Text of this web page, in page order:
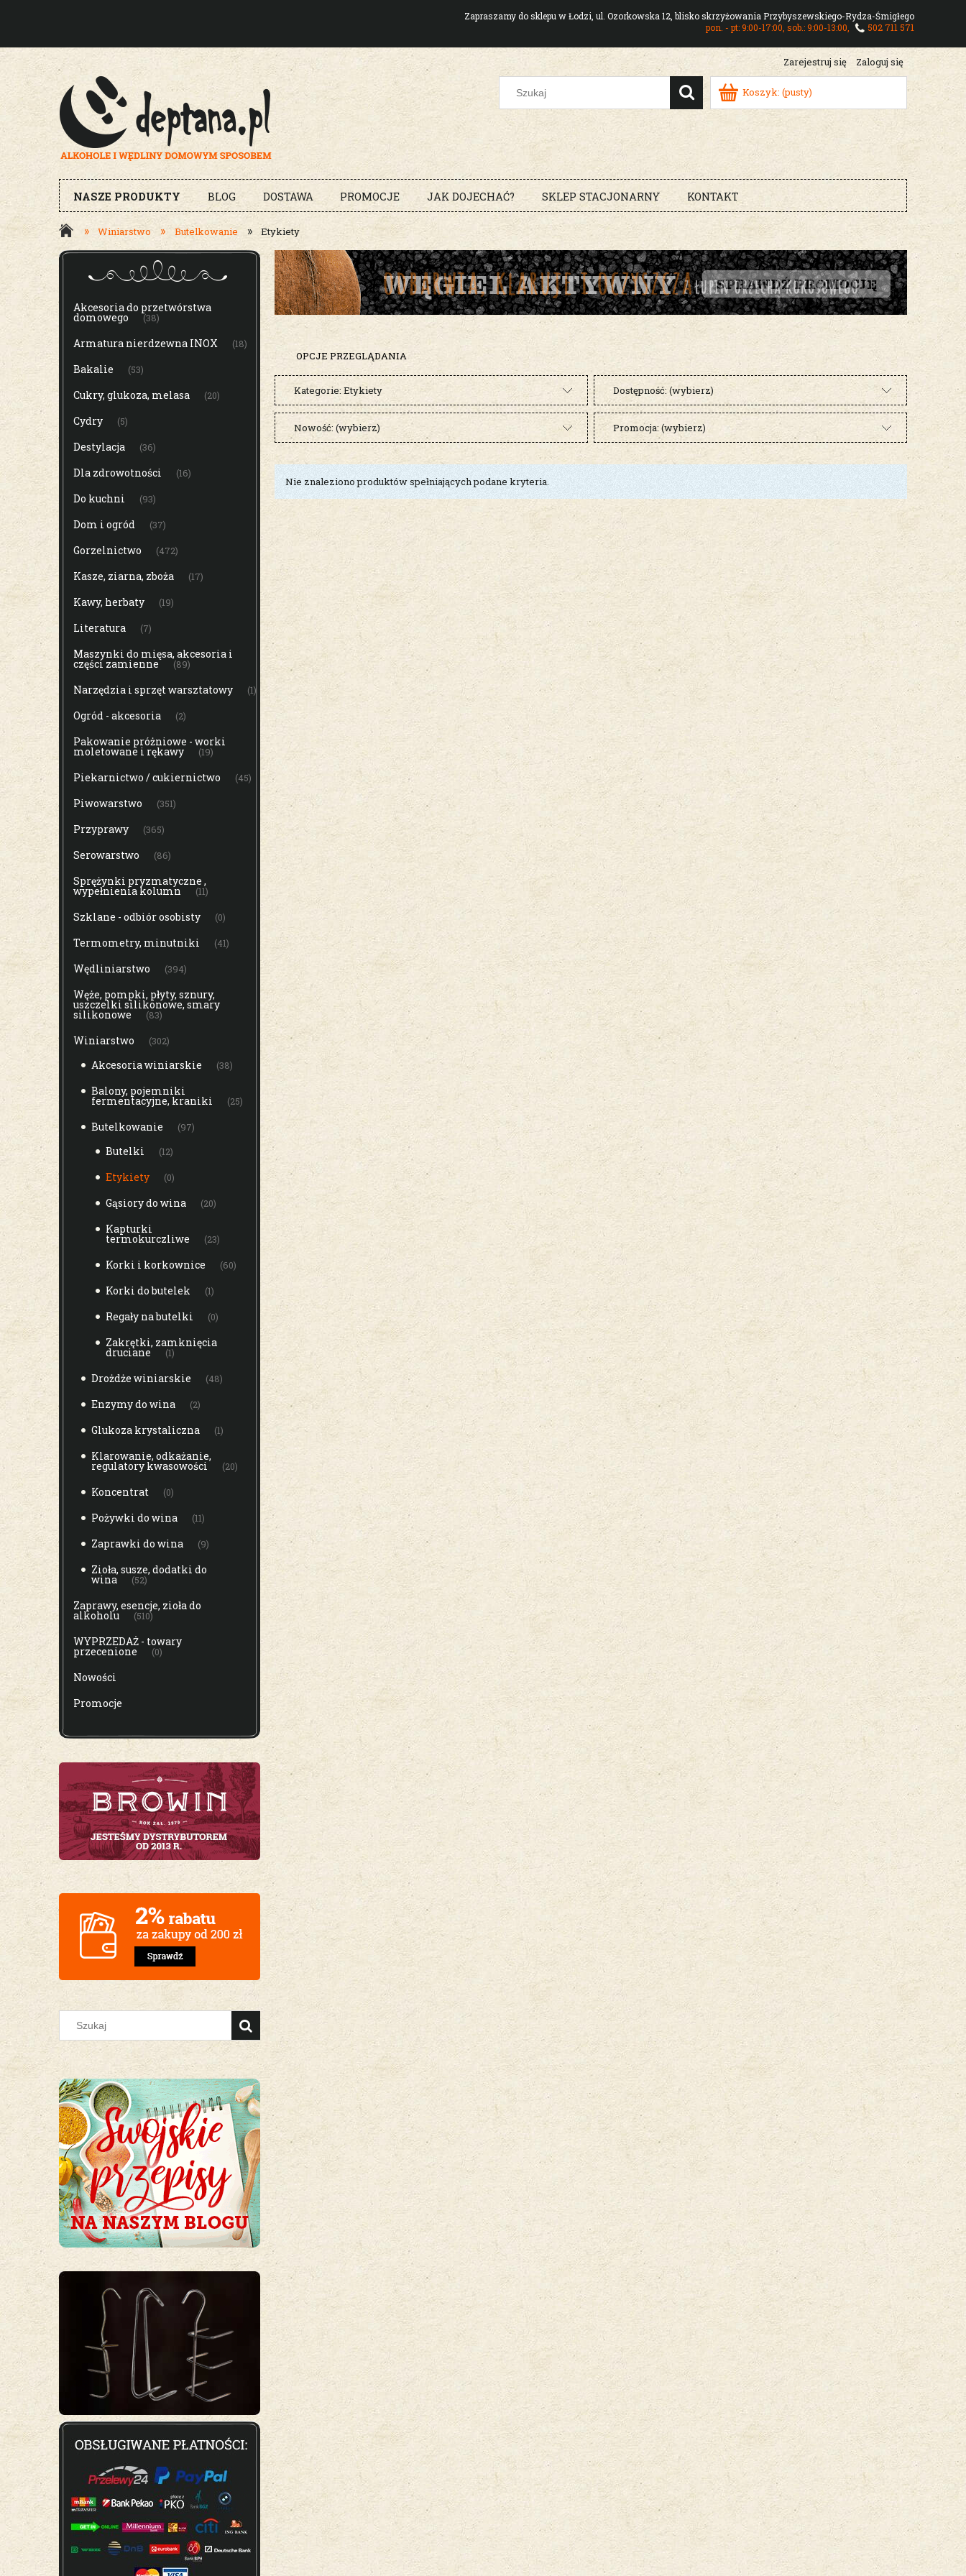
Zapraszamy do sklepu w Łodzi, ul. Ozorkowska 12, blisko skrzyżowania Przybyszewskiego-Rydza-Śmigłego
pon. - pt: 9:00-17:00, sob.: 9:00-13:00,
502 711 571
Zarejestruj się Zaloguj się
Koszyk: (pusty)
NASZE PRODUKTY BLOG DOSTAWA PROMOCJE JAK DOJECHAĆ? SKLEP STACJONARNY KONTAKT
» Winiarstwo » Butelkowanie » Etykiety
MENU
Akcesoria do przetwórstwa
domowego (38)
Armatura nierdzewna INOX (18)
Bakalie (53)
Cukry, glukoza, melasa (20)
Cydry (5)
Destylacja (36)
Dla zdrowotności (16)
Do kuchni (93)
Dom i ogród (37)
Gorzelnictwo (472)
Kasze, ziarna, zboża (17)
Kawy, herbaty (19)
Literatura (7)
Maszynki do mięsa, akcesoria i
części zamienne (89)
Narzędzia i sprzęt warsztatowy (1)
Ogród - akcesoria (2)
Pakowanie próżniowe - worki
moletowane i rękawy (19)
Piekarnictwo / cukiernictwo (45)
Piwowarstwo (351)
Przyprawy (365)
Serowarstwo (86)
Sprężynki pryzmatyczne ,
wypełnienia kolumn (11)
Szklane - odbiór osobisty (0)
Termometry, minutniki (41)
Wędliniarstwo (394)
Węże, pompki, płyty, sznury,
uszczelki silikonowe, smary
silikonowe (83)
Winiarstwo (302)
Akcesoria winiarskie (38)
Balony, pojemniki
fermentacyjne, kraniki (25)
Butelkowanie (97)
Butelki (12)
Etykiety (0)
Gąsiory do wina (20)
Kapturki
termokurczliwe (23)
Korki i korkownice (60)
Korki do butelek (1)
Regały na butelki (0)
Zakrętki, zamknięcia
druciane (1)
Drożdże winiarskie (48)
Enzymy do wina (2)
Glukoza krystaliczna (1)
Klarowanie, odkażanie,
regulatory kwasowości (20)
Koncentrat (0)
Pożywki do wina (11)
Zaprawki do wina (9)
Zioła, susze, dodatki do
wina (52)
Zaprawy, esencje, zioła do
alkoholu (510)
WYPRZEDAŻ - towary
przecenione (0)
Nowości
Promocje
OPCJE PRZEGLĄDANIA
Kategorie: Etykiety Dostępność: (wybierz)
Nowość: (wybierz) Promocja: (wybierz)
Nie znaleziono produktów spełniających podane kryteria.